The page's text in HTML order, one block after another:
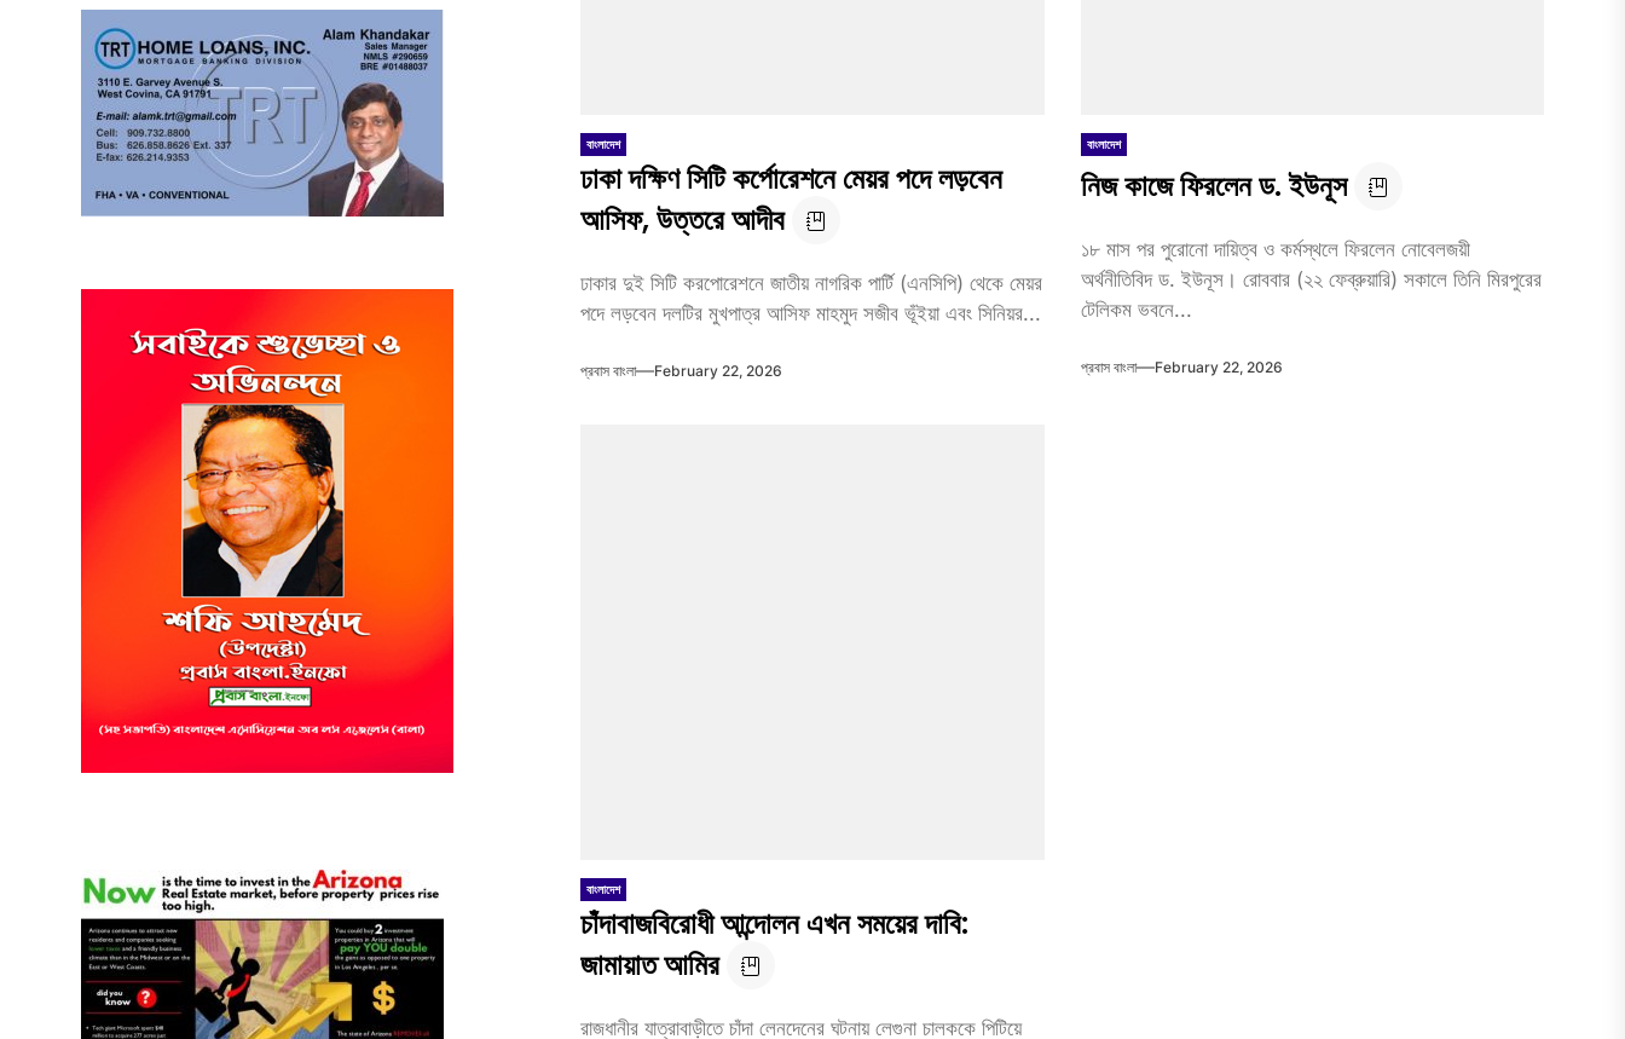
বাংলাদেশ
ঢাকা দক্ষিণ সিটি কর্পোরেশনে মেয়র পদে লড়বেন
আসিফ, উত্তরে আদীব
ঢাকার দুই সিটি করপোরেশনে জাতীয় নাগরিক পার্টি (এনসিপি) থেকে মেয়র
পদে লড়বেন দলটির মুখপাত্র আসিফ মাহমুদ সজীব ভূঁইয়া এবং সিনিয়র...
প্রবাস বাংলা February 22, 2026
বাংলাদেশ
নিজ কাজে ফিরলেন ড. ইউনূস
১৮ মাস পর পুরোনো দায়িত্ব ও কর্মস্থলে ফিরলেন নোবেলজয়ী
অর্থনীতিবিদ ড. ইউনূস। রোববার (২২ ফেব্রুয়ারি) সকালে তিনি মিরপুরের
টেলিকম ভবনে...
প্রবাস বাংলা February 22, 2026
বাংলাদেশ
চাঁদাবাজবিরোধী আন্দোলন এখন সময়ের দাবি:
জামায়াত আমির
রাজধানীর যাত্রাবাড়ীতে চাঁদা লেনদেনের ঘটনায় লেগুনা চালককে পিটিয়ে